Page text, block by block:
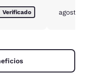
Verificado agosto